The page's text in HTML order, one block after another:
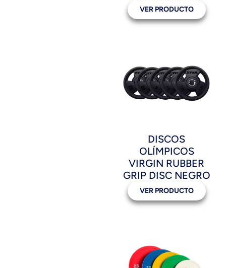
VER PRODUCTO
DISCOS
OLÍMPICOS
VIRGIN RUBBER
GRIP DISC NEGRO
VER PRODUCTO